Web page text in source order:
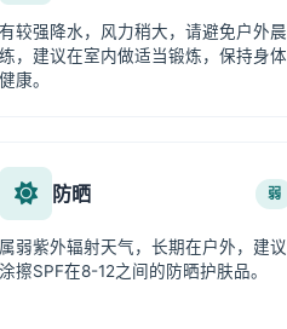
有较强降水，风力稍大，请避免户外晨
练，建议在室内做适当锻炼，保持身体
健康。
防晒 弱
属弱紫外辐射天气，长期在户外，建议
涂擦SPF在8-12之间的防晒护肤品。